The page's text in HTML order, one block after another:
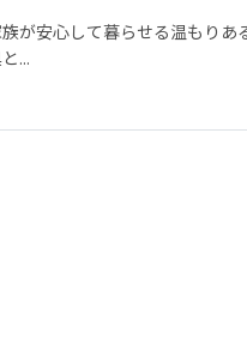
が安心して暮らせる温もりあ
...